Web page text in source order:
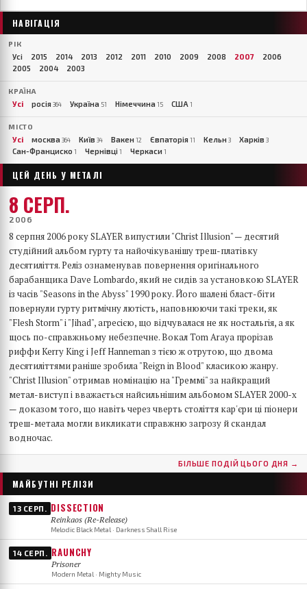
НАВІГАЦІЯ
РІК
Усі 2015 2014 2013 2012 2011 2010 2009 2008 2007
2006
2005
2004 2003
КРАЇНА
Усі росія364 Україна 51 Німеччина 15 США 1
МІСТО
Усі москва 364 Київ 34 Вакен 12 Євпаторія11 Кельн 3 Харків 3
Сан-Франциско 1 Чернівці 1 Черкаси 1
ЦЕЙ ДЕНЬ У МЕТАЛІ
8 СЕРП.
2006
8 серпня 2006 року SLAYER випустили "Christ Illusion" — десятий
студійний альбом гурту та найочікуванішу треш-платівку
десятиліття. Реліз ознаменував повернення оригінального
барабанщика Dave Lombardo, який не сидів за установкою SLAYER
із часів "Seasons in the Abyss" 1990 року. Його шалені бласт-біти
повернули гурту ритмічну лютість, наповнюючи такі треки, як
"Flesh Storm" і "Jihad", агресією, що відчувалася не як ностальгія, а як
щось по-справжньому небезпечне. Вокал Tom Araya прорізав
риффи Kerry King і Jeff Hanneman з тією ж отрутою, що двома
десятиліттями раніше зробила "Reign in Blood" класикою жанру.
"Christ Illusion" отримав номінацію на "Греммі" за найкращий
метал-виступ і вважається найсильнішим альбомом SLAYER 2000-х
— доказом того, що навіть через чверть століття кар'єри ці піонери
треш-метала могли викликати справжню загрозу й скандал
водночас.
БІЛЬШЕ ПОДІЙ ЦЬОГО ДНЯ →
МАЙБУТНІ РЕЛІЗИ
13 СЕРП. DISSECTION
Reinkaos (Re-Release)
Melodic Black Metal · Darkness Shall Rise
14 СЕРП. RAUNCHY
Prisoner
Modern Metal · Mighty Music